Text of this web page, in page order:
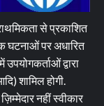
से प्रकाशित
घटनाओं पर अधारित
द्वारा
शामिल होगी.
नहीं स्वीकार